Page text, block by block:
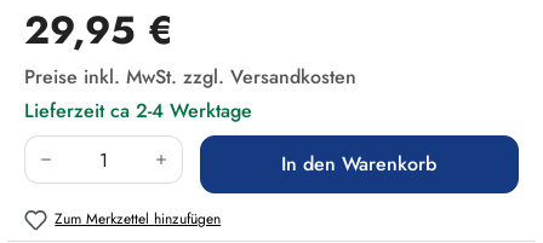
Regulärer Preis:
29,95 €
Preise inkl. MwSt. zzgl. Versandkosten
Lieferzeit ca 2-4 Werktage
Produkt Anzahl: Gib den gewünschten Wert
In den Warenkorb
Zum Merkzettel hinzufügen